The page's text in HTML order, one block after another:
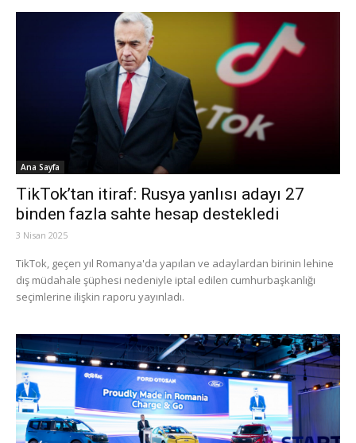
Ana Sayfa
TikTok’tan itiraf: Rusya yanlısı adayı 27
binden fazla sahte hesap destekledi
3 Nisan 2025
TikTok, geçen yıl Romanya'da yapılan ve adaylardan birinin lehine
dış müdahale şüphesi nedeniyle iptal edilen cumhurbaşkanlığı
seçimlerine ilişkin raporu yayınladı.